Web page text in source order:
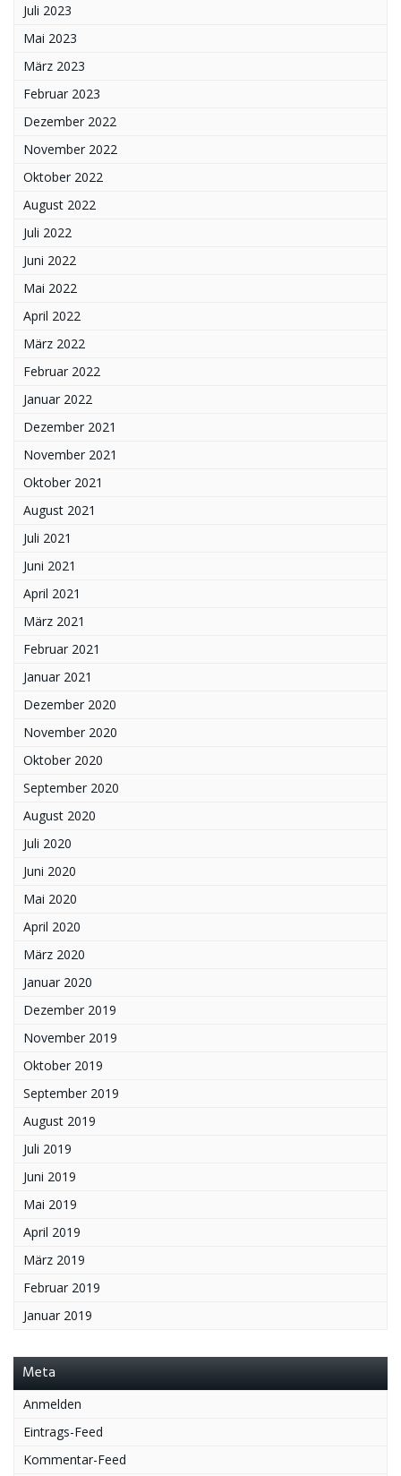
Juli 2023
Mai 2023
März 2023
Februar 2023
Dezember 2022
November 2022
Oktober 2022
August 2022
Juli 2022
Juni 2022
Mai 2022
April 2022
März 2022
Februar 2022
Januar 2022
Dezember 2021
November 2021
Oktober 2021
August 2021
Juli 2021
Juni 2021
April 2021
März 2021
Februar 2021
Januar 2021
Dezember 2020
November 2020
Oktober 2020
September 2020
August 2020
Juli 2020
Juni 2020
Mai 2020
April 2020
März 2020
Januar 2020
Dezember 2019
November 2019
Oktober 2019
September 2019
August 2019
Juli 2019
Juni 2019
Mai 2019
April 2019
März 2019
Februar 2019
Januar 2019
Meta
Anmelden
Eintrags-Feed
Kommentar-Feed